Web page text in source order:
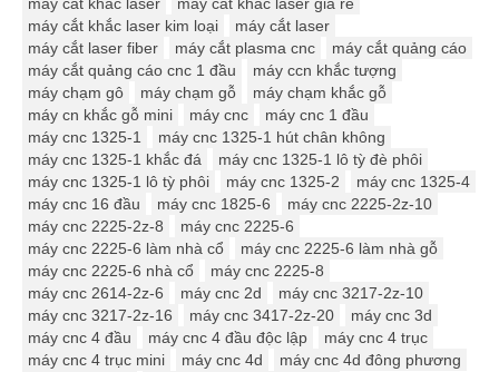
máy cắt khắc laser
máy cắt khắc laser giá rẻ
máy cắt khắc laser kim loại
máy cắt laser
máy cắt laser fiber
máy cắt plasma cnc
máy cắt quảng cáo
máy cắt quảng cáo cnc 1 đầu
máy ccn khắc tượng
máy chạm gô
máy chạm gỗ
máy chạm khắc gỗ
máy cn khắc gỗ mini
máy cnc
máy cnc 1 đầu
máy cnc 1325-1
máy cnc 1325-1 hút chân không
máy cnc 1325-1 khắc đá
máy cnc 1325-1 lô tỳ đè phôi
máy cnc 1325-1 lô tỳ phôi
máy cnc 1325-2
máy cnc 1325-4
máy cnc 16 đầu
máy cnc 1825-6
máy cnc 2225-2z-10
máy cnc 2225-2z-8
máy cnc 2225-6
máy cnc 2225-6 làm nhà cổ
máy cnc 2225-6 làm nhà gỗ
máy cnc 2225-6 nhà cổ
máy cnc 2225-8
máy cnc 2614-2z-6
máy cnc 2d
máy cnc 3217-2z-10
máy cnc 3217-2z-16
máy cnc 3417-2z-20
máy cnc 3d
máy cnc 4 đầu
máy cnc 4 đầu độc lập
máy cnc 4 trục
máy cnc 4 trục mini
máy cnc 4d
máy cnc 4d đông phương